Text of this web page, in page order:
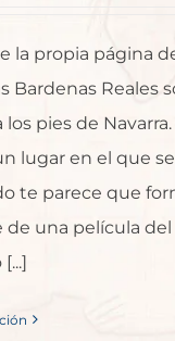
la propia página
Bardenas Reales
pies de Navarra.
lugar en el que
te parece que
de una película